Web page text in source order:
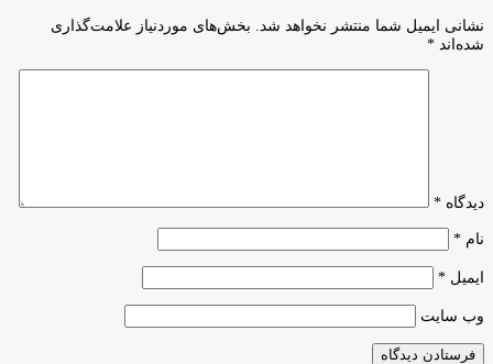
رشد
اقتصادی
دانش‌بنیان
و
استقرار
نشانی ایمیل شما منتشر نخواهد شد.
بخش‌های موردنیاز علامت‌گذاری
شده‌اند *
دیدگاه *
نام *
ایمیل *
وب‌ سایت